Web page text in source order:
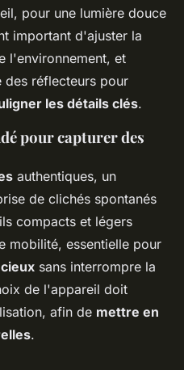
pour une lumière douce
important d'ajuster la
l'environnement, et
réflecteurs pour
les détails clés.
pour capturer des
authentiques, un
de clichés spontanés
compacts et légers
mobilité, essentielle pour
sans interrompre la
de l'appareil doit
afin de mettre en
.